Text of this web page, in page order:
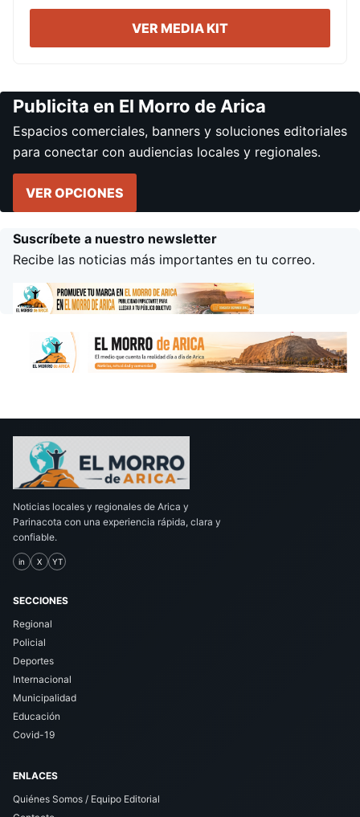
VER MEDIA KIT
Publicita en El Morro de Arica
Espacios comerciales, banners y soluciones editoriales
para conectar con audiencias locales y regionales.
VER OPCIONES
Suscríbete a nuestro newsletter
Recibe las noticias más importantes en tu correo.
Noticias locales y regionales de Arica y
Parinacota con una experiencia rápida, clara y
confiable.
in X YT
SECCIONES
Regional
Policial
Deportes
Internacional
Municipalidad
Educación
Covid-19
ENLACES
Quiénes Somos / Equipo Editorial